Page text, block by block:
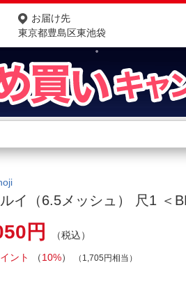
お届け先
東京都豊島区東池袋
品をさがす
ンキングからさがす
テゴリ一覧からさがす
客様サポート
イ（6.5メッシュ） 尺1 ＜
円
（税込）
ント （10%） （1,705円相当）